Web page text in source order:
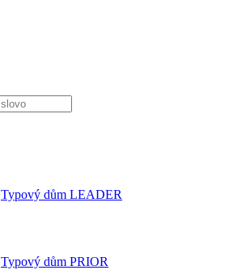
Typový dům LEADER
Typový dům PRIOR